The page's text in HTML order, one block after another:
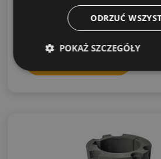
(netto)
zł
ODRZUĆ
POKAŻ SZCZEGÓŁY